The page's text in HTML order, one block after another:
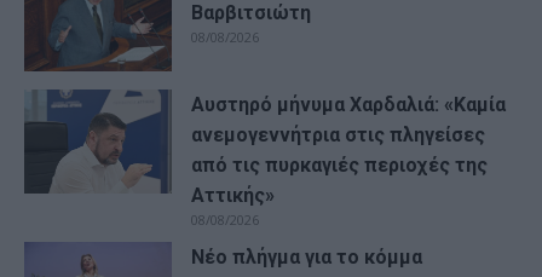
Βαρβιτσιώτη
08/08/2026
Αυστηρό μήνυμα Χαρδαλιά: «Καμία
ανεμογεννήτρια στις πληγείσες
από τις πυρκαγιές περιοχές της
Αττικής»
08/08/2026
Νέο πλήγμα για το κόμμα